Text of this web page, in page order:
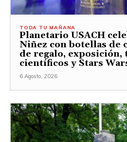
TODA TU MAÑANA
Planetario USACH
Niñez con botellas de
de regalo, exposición,
científicos y Stars
6 Agosto, 2026